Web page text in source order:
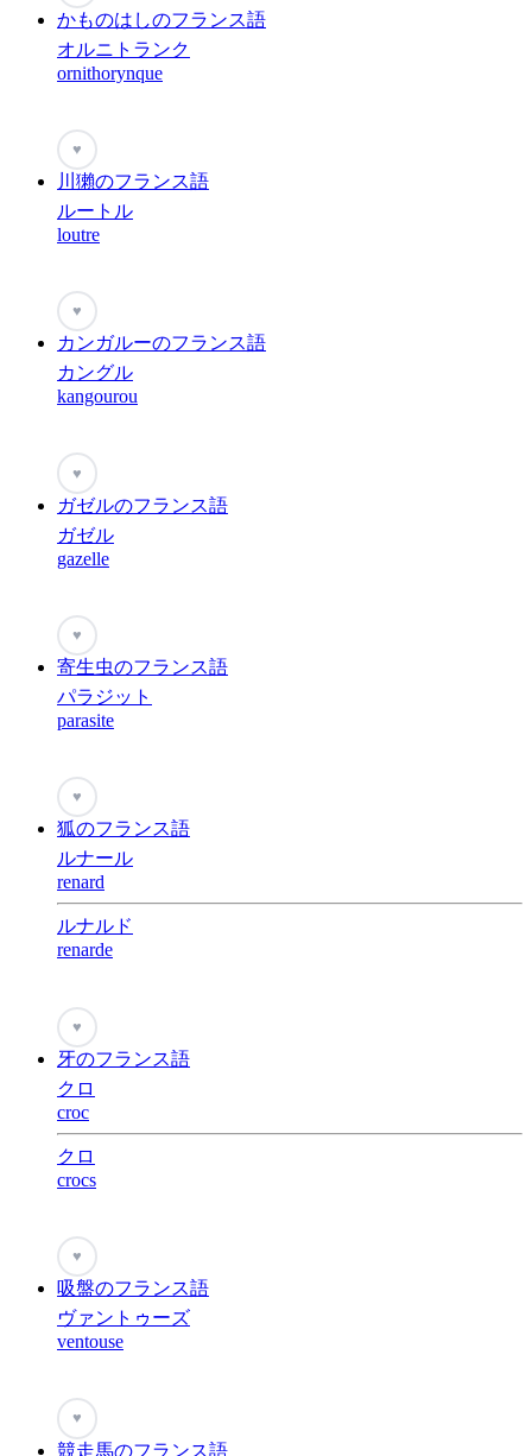
かものはしのフランス語
オルニトランク
ornithorynque
♥
川獺のフランス語
ルートル
loutre
♥
カンガルーのフランス語
カングル
kangourou
♥
ガゼルのフランス語
ガゼル
gazelle
♥
寄生虫のフランス語
パラジット
parasite
♥
狐のフランス語
ルナール
renard
ルナルド
renarde
♥
牙のフランス語
クロ
croc
クロ
crocs
♥
吸盤のフランス語
ヴァントゥーズ
ventouse
♥
競走馬のフランス語